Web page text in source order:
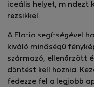
ideális helyet, mindezt
rezsikkel.
A Flatio segítségével
kiváló minőségű
származó, ellenőrzött
döntést kell hoznia.
fedezze fel a legjobb